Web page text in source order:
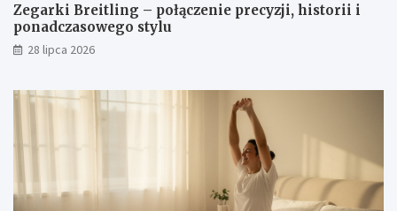
Zegarki Breitling – połączenie precyzji, historii i
ponadczasowego stylu
28 lipca 2026